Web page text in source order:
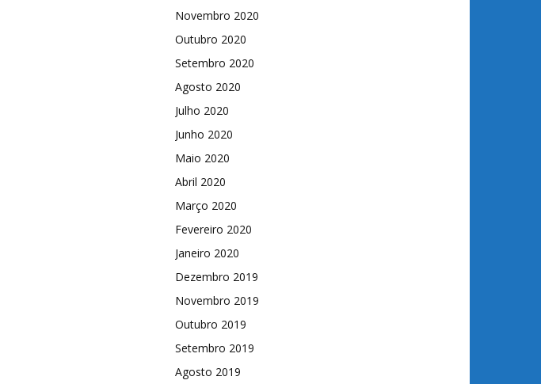
Novembro 2020
Outubro 2020
Setembro 2020
Agosto 2020
Julho 2020
Junho 2020
Maio 2020
Abril 2020
Março 2020
Fevereiro 2020
Janeiro 2020
Dezembro 2019
Novembro 2019
Outubro 2019
Setembro 2019
Agosto 2019